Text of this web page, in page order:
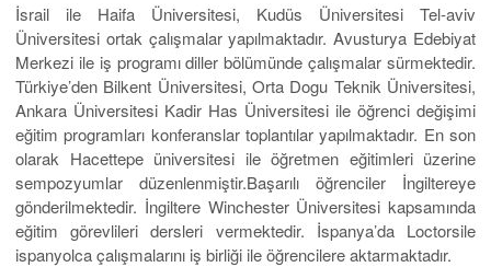
İsrail ile Haifa Üniversitesi, Kudüs Üniversitesi Tel-aviv
Üniversitesi ortak çalışmalar yapılmaktadır. Avusturya Edebiyat
Merkezi ile iş programı diller bölümünde çalışmalar sürmektedir.
Türkiye’den Bilkent Üniversitesi, Orta Dogu Teknik Üniversitesi,
Ankara Üniversitesi Kadir Has Üniversitesi ile öğrenci değişimi
eğitim programları konferanslar toplantılar yapılmaktadır. En son
olarak Hacettepe üniversitesi ile öğretmen eğitimleri üzerine
sempozyumlar düzenlenmiştir.Başarılı öğrenciler İngiltereye
gönderilmektedir. İngiltere Winchester Üniversitesi kapsamında
eğitim görevlileri dersleri vermektedir. İspanya’da Loctorsile
ispanyolca çalışmalarını iş birliği ile öğrencilere aktarmaktadır.